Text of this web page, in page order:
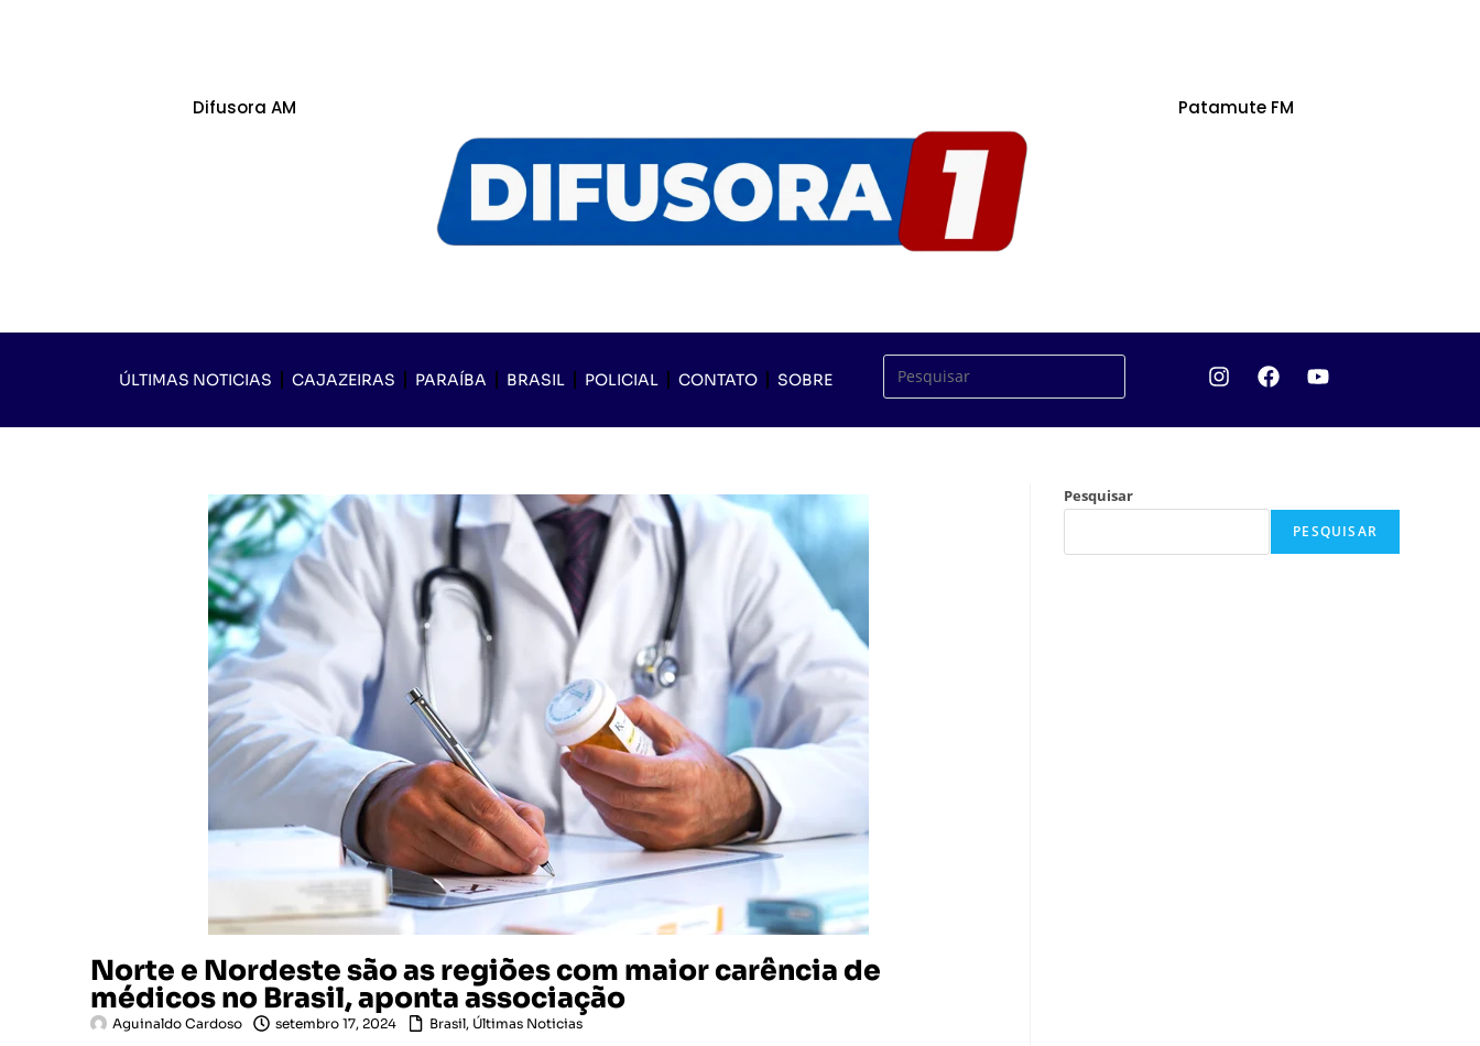
Difusora AM Patamute FM
ÚLTIMAS NOTICIAS CAJAZEIRAS PARAÍBA BRASIL POLICIAL CONTATO SOBRE
Norte e Nordeste são as regiões com maior carência de
médicos no Brasil, aponta associação
Aguinaldo Cardoso setembro 17, 2024 Brasil, Últimas Noticias
Pesquisar
PESQUISAR